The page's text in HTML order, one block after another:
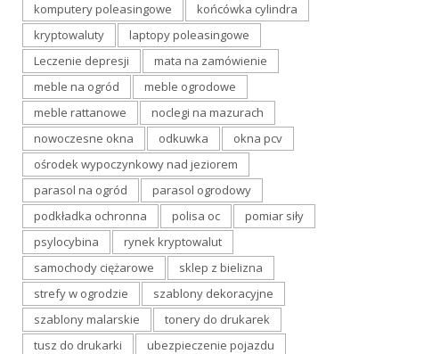
komputery poleasingowe
końcówka cylindra
kryptowaluty
laptopy poleasingowe
Leczenie depresji
mata na zamówienie
meble na ogród
meble ogrodowe
meble rattanowe
noclegi na mazurach
nowoczesne okna
odkuwka
okna pcv
ośrodek wypoczynkowy nad jeziorem
parasol na ogród
parasol ogrodowy
podkładka ochronna
polisa oc
pomiar siły
psylocybina
rynek kryptowalut
samochody ciężarowe
sklep z bielizna
strefy w ogrodzie
szablony dekoracyjne
szablony malarskie
tonery do drukarek
tusz do drukarki
ubezpieczenie pojazdu